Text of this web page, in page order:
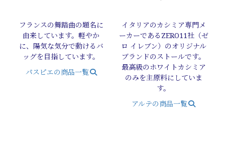
フランスの舞踏曲の題名に
由来しています。軽やか
に、陽気な気分で動けるバ
ッグを目指しています。
パスピエの商品一覧
イタリアのカシミア専門メ
ーカーであるZERO11社（ゼ
ロ イレブン）のオリジナル
ブランドのストールです。
最高級のホワイトカシミア
のみを主原料にしていま
す。
アルテの商品一覧